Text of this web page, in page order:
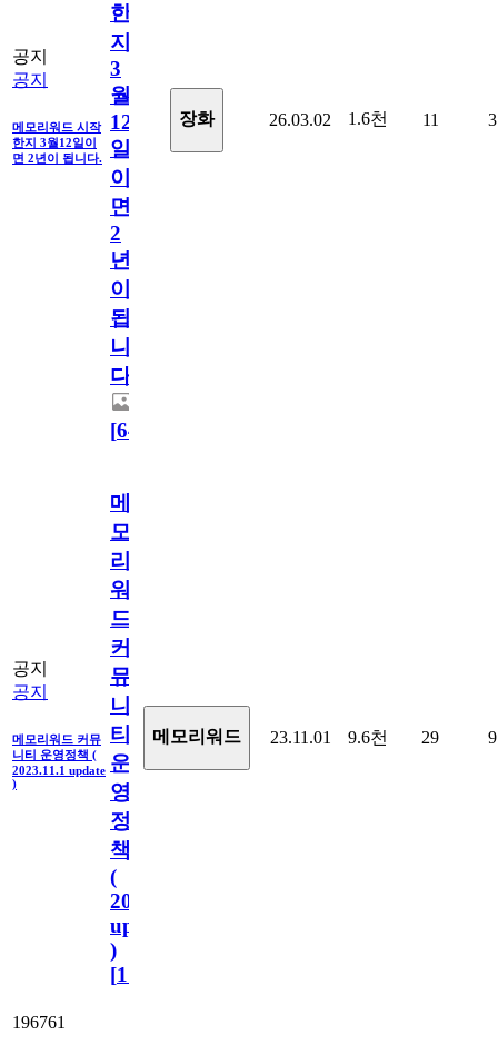
공지
공지
메모리워드 시작
한지 3월12일이
면 2년이 됩니다.
한
지
3
월
12
일
이
면
2
년
이
됩
니
다.
[64
장화 26.03.02 1.6천 11 3
공지
공지
메모리워드 커뮤
니티 운영정책 (
2023.11.1 update
)
메
모
리
워
드
커
뮤
니
티
운
영
정
책
(
2023.11.1
update
)
[110
메모리워드 23.11.01 9.6천 29 9
196761